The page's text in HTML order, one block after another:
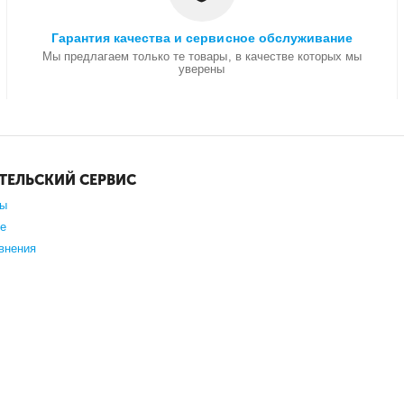
Гарантия качества и сервисное обслуживание
Мы предлагаем только те товары, в качестве которых мы
уверены
СЕРВИС